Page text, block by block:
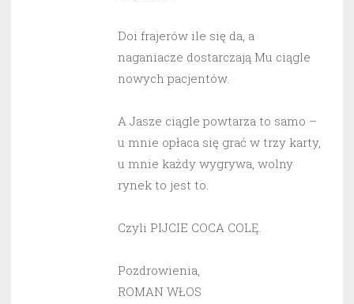
Doi frajerów ile się da, a
naganiacze dostarczają Mu ciągle
nowych pacjentów.
A Jasze ciągle powtarza to samo –
u mnie opłaca się grać w trzy karty,
u mnie każdy wygrywa, wolny
rynek to jest to.
Czyli PIJCIE COCA COLĘ.
Pozdrowienia,
ROMAN WŁOS